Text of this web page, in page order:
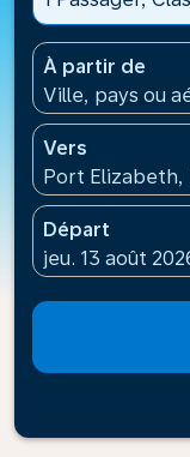
À partir de
Ville, pays ou
Vers
Port Elizabeth,
Départ
fc-booking-
jeu. 13 août